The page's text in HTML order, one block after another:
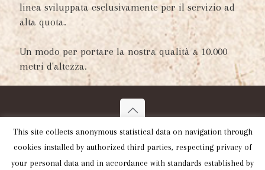
linea sviluppata esclusivamente per il servizio ad
alta quota.
Un modo per portare la nostra qualità a 10.000
metri d'altezza.
© 2015 Rizzati Ferrara srl - Via Virginia Woolf,
16/A - 44124 Ferrara. C.F. 01941570382 - Tutti i
diritti riservati
This site collects anonymous statistical data on navigation through
cookies installed by authorized third parties, respecting privacy of
your personal data and in accordance with standards established by